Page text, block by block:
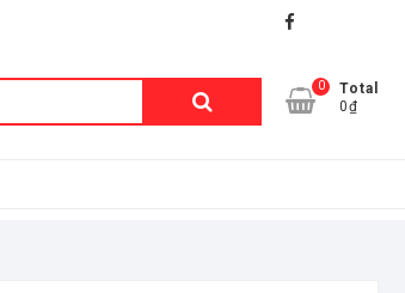
facebook
0
Total
0₫